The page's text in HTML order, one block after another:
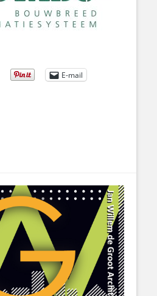
E-mail